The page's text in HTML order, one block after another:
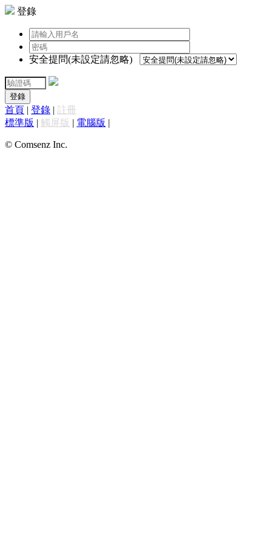
登錄
安全提問(未設定請忽略)
登錄
首頁 | 登錄 | 註冊
標準版 | 觸屏版 | 電腦版 |
© Comsenz Inc.